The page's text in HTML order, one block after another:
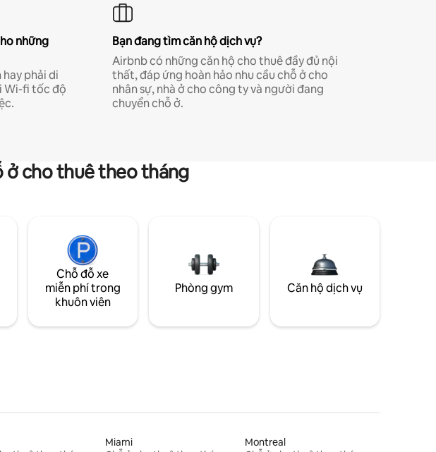
những
phải di
Wi-fi tốc độ
Bạn đang tìm căn hộ dịch vụ?
Airbnb có những căn hộ cho thuê đầy đủ nội
thất, đáp ứng hoàn hảo nhu cầu chỗ ở cho
nhân sự, nhà ở cho công ty và người đang
chuyển chỗ ở.
ở cho thuê theo tháng
Chỗ đỗ xe
miễn phí trong
khuôn viên
Phòng gym Căn hộ dịch vụ
Miami
Montreal